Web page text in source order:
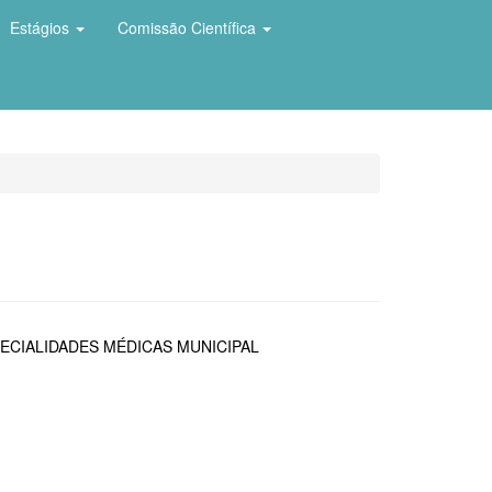
Estágios Comissão Científica
MÉDICAS MUNICIPAL